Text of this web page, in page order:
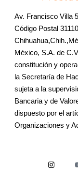
Av. Francisco Villa
Código Postal
México, S.A. de
constitución y
la Secretaría de
sujeta a la
Bancaria y de
dispuesto por el
Organizaciones y